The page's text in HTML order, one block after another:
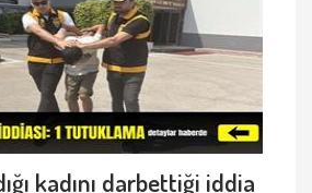
kadını darbettiği iddia